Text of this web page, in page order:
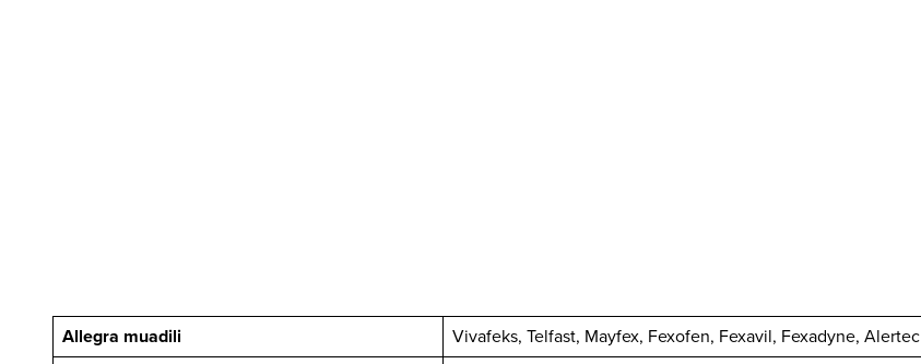
Allegra muadili
Vivafeks, Telfast, Mayfex, Fexofen, Fexavil, Fexadyne, Alertec